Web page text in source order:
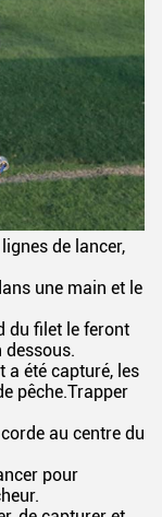
de lancer,
une main et le
du filet le feront
dessous.
a été capturé, les
pêche.Trapper
au centre du
pour